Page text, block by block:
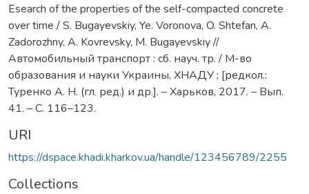
Esearch of the properties of the self-compacted concrete
over time / S. Bugayevskiy, Ye. Voronova, O. Shtefan, A.
Zadorozhny, A. Kovrevsky, M. Bugayevskiy //
Автомобильный транспорт : сб. науч. тр. / М-во
образования и науки Украины, ХНАДУ ; [редкол.:
Туренко А. Н. (гл. ред.) и др.]. – Харьков, 2017. – Вып.
41. – С. 116–123.
URI
https://dspace.khadi.kharkov.ua/handle/123456789/2255
Collections